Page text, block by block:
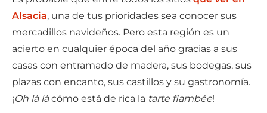
Alsacia, una de tus prioridades sea conocer sus
mercadillos navideños. Pero esta región es un
acierto en cualquier época del año gracias a sus
casas con entramado de madera, sus bodegas, sus
plazas con encanto, sus castillos y su gastronomía.
¡Oh là làcómo está de rica la tarte flambée!